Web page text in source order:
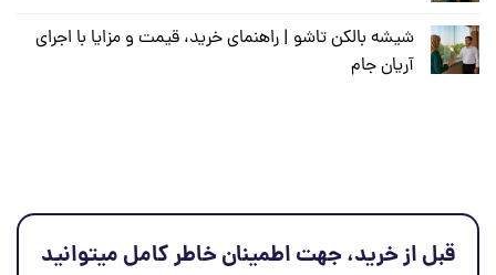
شیشه بالکن تاشو | راهنمای خرید، قیمت و مزایا با اجرای
آریان جام
قبل از خرید، جهت اطمینان خاطر کامل میتوانید